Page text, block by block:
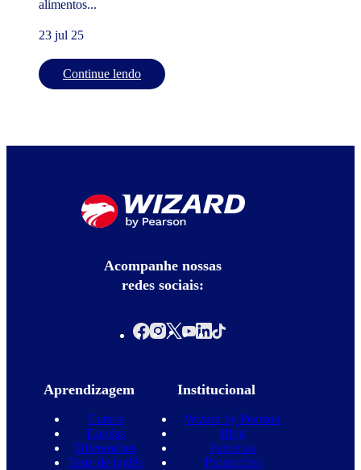
alimentos...
23 jul 25
Continue lendo
Acompanhe nossas
redes sociais:
Aprendizagem
Cursos
Escolas
Diferenciais
Teste de inglês
Institucional
Wizard by Pearson
Blog
Parcerias
Promoções